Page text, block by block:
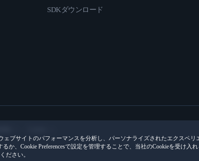
ブサイトのパフォーマンスを分析し、パーソナライズされたエクスペリ
か、Cookie Preferencesで設定を管理することで、当社のCookieを受け入
ださい。
SDKダウンロード